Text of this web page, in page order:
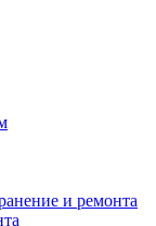
и ремонта